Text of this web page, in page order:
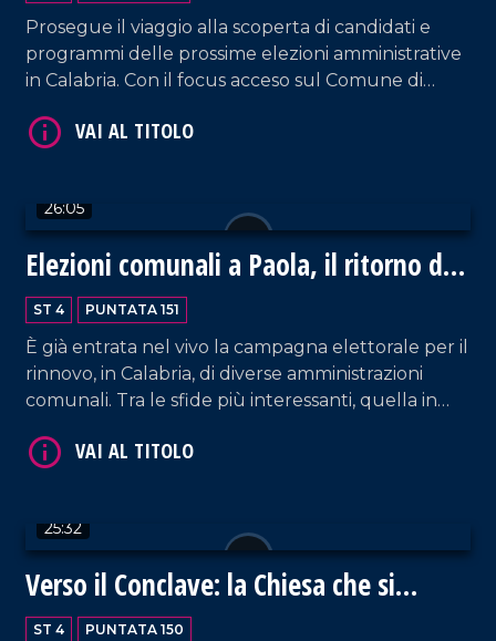
Prosegue il viaggio alla scoperta di candidati e
programmi delle prossime elezioni amministrative
in Calabria. Con il focus acceso sul Comune di
Giovanni Politano, che ha ricoperto la carica di
26:05
Elezioni comunali a Paola, il ritorno di
Perrotta
ST 4 PUNTATA 151
È già entrata nel vivo la campagna elettorale per il
rinnovo, in Calabria, di diverse amministrazioni
comunali. Tra le sfide più interessanti, quella in
in campo uno tra gli storici amministratori locali,
25:32
Verso il Conclave: la Chiesa che si
rinnova
ST 4 PUNTATA 150
VAI AL TITOLO
VAI AL TITOLO
VAI AL TITOLO